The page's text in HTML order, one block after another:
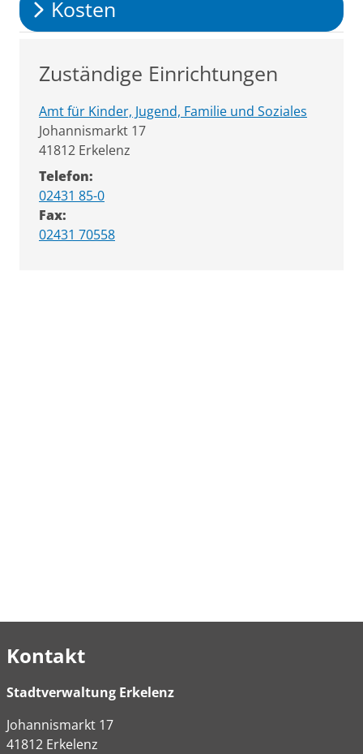
Kosten
Zuständige Einrichtungen
Amt für Kinder, Jugend, Familie und Soziales
Straße:
Johannismarkt Hausnummer:
17
PLZ:
41812 Ort:
Erkelenz
Telefon:
02431 85-0
Fax:
02431 70558
Kontakt
Stadtverwaltung Erkelenz
Johannismarkt 17
41812 Erkelenz